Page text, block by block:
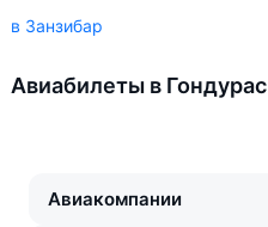
в Занзибар
Авиабилеты в Гондурас
Авиакомпании